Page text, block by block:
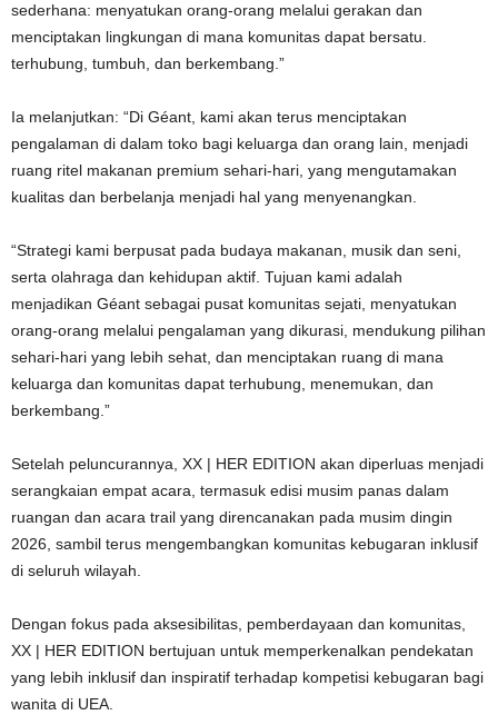
sederhana: menyatukan orang-orang melalui gerakan dan
menciptakan lingkungan di mana komunitas dapat bersatu.
terhubung, tumbuh, dan berkembang.”
Ia melanjutkan: “Di Géant, kami akan terus menciptakan
pengalaman di dalam toko bagi keluarga dan orang lain, menjadi
ruang ritel makanan premium sehari-hari, yang mengutamakan
kualitas dan berbelanja menjadi hal yang menyenangkan.
“Strategi kami berpusat pada budaya makanan, musik dan seni,
serta olahraga dan kehidupan aktif. Tujuan kami adalah
menjadikan Géant sebagai pusat komunitas sejati, menyatukan
orang-orang melalui pengalaman yang dikurasi, mendukung pilihan
sehari-hari yang lebih sehat, dan menciptakan ruang di mana
keluarga dan komunitas dapat terhubung, menemukan, dan
berkembang.”
Setelah peluncurannya, XX | HER EDITION akan diperluas menjadi
serangkaian empat acara, termasuk edisi musim panas dalam
ruangan dan acara trail yang direncanakan pada musim dingin
2026, sambil terus mengembangkan komunitas kebugaran inklusif
di seluruh wilayah.
Dengan fokus pada aksesibilitas, pemberdayaan dan komunitas,
XX | HER EDITION bertujuan untuk memperkenalkan pendekatan
yang lebih inklusif dan inspiratif terhadap kompetisi kebugaran bagi
wanita di UEA.